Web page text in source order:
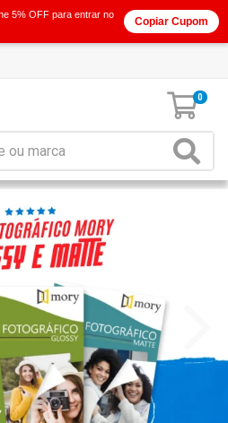
0
5% OFF para entrar no
Copiar Cupom